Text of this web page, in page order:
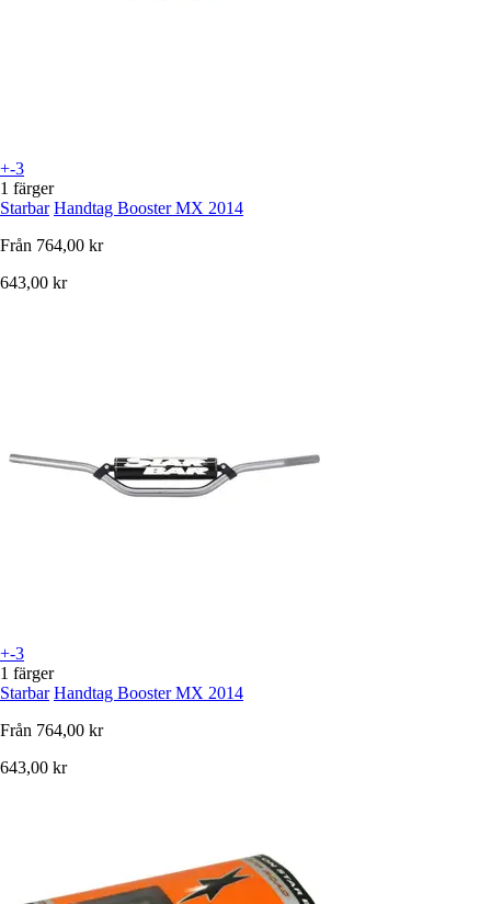
+-3
1 färger
Starbar Handtag Booster MX 2014
Från 764,00 kr
643,00 kr
+-3
1 färger
Starbar Handtag Booster MX 2014
Från 764,00 kr
643,00 kr